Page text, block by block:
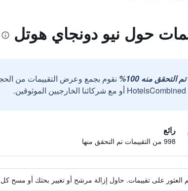
حول نيو دونجاي هوتل
تم التحقق منه 100%
نقوم بجمع وعرض التقييمات من
HotelsCombined أو مع شركائنا الخارجيين الموثوقين.
رائع
998 من التقييمات تم التحقق منها
العثور على تقييمات. حاول إزالة مرشح أو تغيير بحثك أو مسح